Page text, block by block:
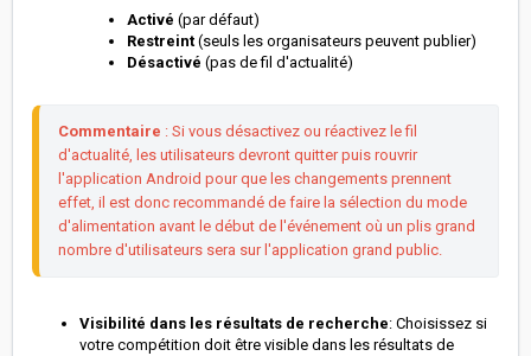
Activé (par défaut)
Restreint (seuls les organisateurs peuvent publier)
Désactivé (pas de fil d'actualité)
Commentaire : Si vous désactivez ou réactivez le fil
d'actualité, les utilisateurs devront quitter puis rouvrir
l'application Android pour que les changements prennent
effet, il est donc recommandé de faire la sélection du mode
d'alimentation avant le début de l'événement où un plis grand
nombre d'utilisateurs sera sur l'application grand public.
Visibilité dans les résultats de recherche: Choisissez si
votre compétition doit être visible dans les résultats de